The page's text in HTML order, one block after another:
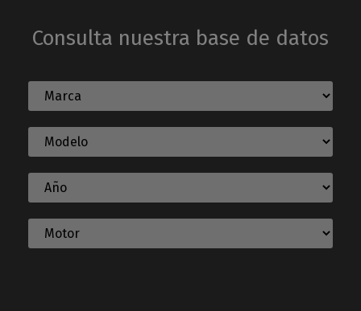
Consulta nuestra base de datos